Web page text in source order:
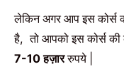
लेकिन अगर आप इस कोर्स
है, तो आपको इस कोर्स
7-10हज़ाररुपये